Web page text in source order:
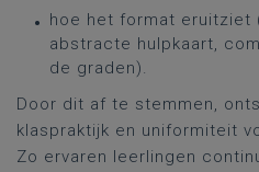
hoe het format eruitziet
abstracte hulpkaart,
de graden).
Door dit af te stemmen,
klaspraktijk en uniformiteit
Zo ervaren leerlingen